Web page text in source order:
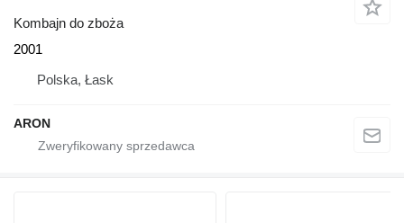
Kombajn do zboża
2001
Polska, Łask
ARON